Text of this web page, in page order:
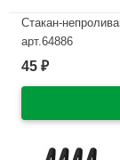
Стакан-
арт.64886
В наличии
45 ₽